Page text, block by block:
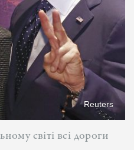
Reuters
світі всі дороги